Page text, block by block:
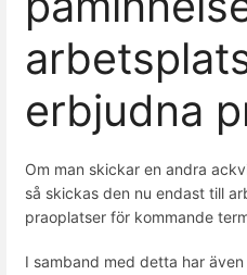
erbjudna
Om man skickar en andra
så skickas den nu endast till
praoplatser för kommande
I samband med detta har